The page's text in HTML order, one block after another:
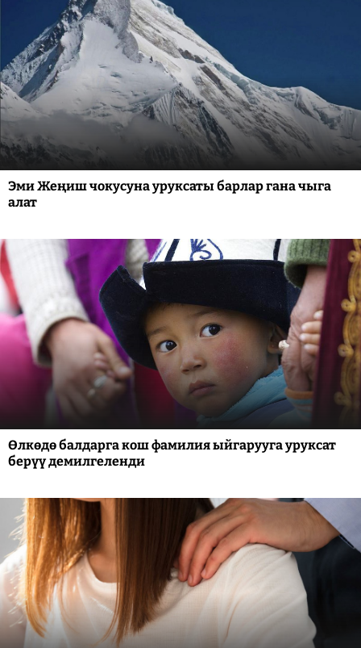
Эми Жеңиш чокусуна уруксаты барлар гана чыга
алат
Өлкөдө балдарга кош фамилия ыйгарууга уруксат
берүү демилгеленди